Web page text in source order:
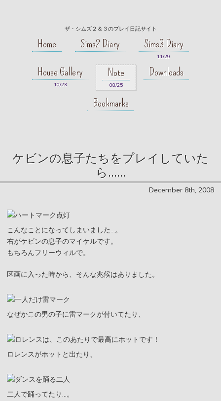
ザ・シムズ２＆３のプレイ日記サイト
Home Sims2 Diary Sims3 Diary
11/29
House Gallery
10/23
Note
08/25
Downloads
Bookmarks
ケビンの息子たちをプレイしていた
ら……
December 8th, 2008
こんなことになってしまいました…。
右がケビンの息子のマイケルです。
もちろんフリーウィルで。
区画に入った時から、そんな兆候はありました。
なぜかこの男の子に雷マークが付いてたり、
ロレンスがホットと出たり、
二人で踊ってたり…。